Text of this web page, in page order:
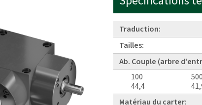
Traduction:
Tailles:
Ab. Couple (arbre
100
44,4
500
Matériau du carter: